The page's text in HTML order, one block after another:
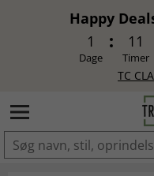
Happy
1
Dage
11
Timer
TC